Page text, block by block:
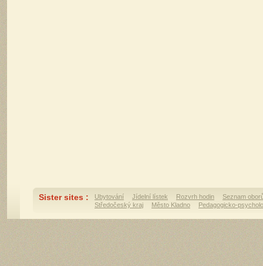
Sister sites : Ubytování Jídelní lístek Rozvrh hodin
Seznam
Středočeský kraj
Město Kladno Pedagogicko-